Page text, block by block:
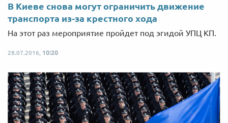
В Киеве снова могут ограничить движение
транспорта из-за крестного хода
На этот раз мероприятие пройдет под эгидой УПЦ КП.
28.07.2016, 10:20